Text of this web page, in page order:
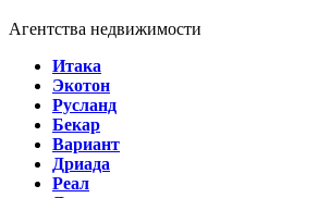
Агентства недвижимости
Итака
Экотон
Русланд
Бекар
Вариант
Дриада
Реал